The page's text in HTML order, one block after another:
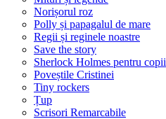
Norișorul roz
Polly și papagalul de mare
Regii și reginele noastre
Save the story
Sherlock Holmes pentru copii
Poveștile Cristinei
Tiny rockers
Țup
Scrisori Remarcabile